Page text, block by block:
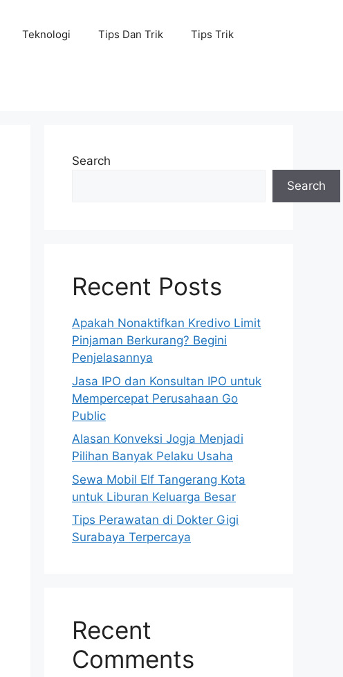
Teknologi Tips Dan Trik Tips Trik
Search
Search
Recent Posts
Apakah Nonaktifkan Kredivo Limit
Pinjaman Berkurang? Begini
Penjelasannya
Jasa IPO dan Konsultan IPO untuk
Mempercepat Perusahaan Go
Public
Alasan Konveksi Jogja Menjadi
Pilihan Banyak Pelaku Usaha
Sewa Mobil Elf Tangerang Kota
untuk Liburan Keluarga Besar
Tips Perawatan di Dokter Gigi
Surabaya Terpercaya
Recent
Comments